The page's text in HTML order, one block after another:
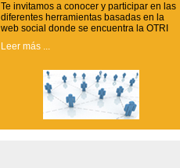
Te invitamos a conocer y participar en las
diferentes herramientas basadas en la
web social donde se encuentra la OTRI
Leer más ...